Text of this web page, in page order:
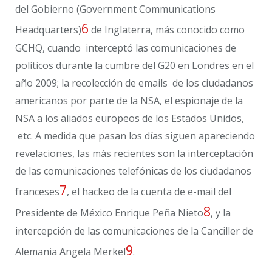
del Gobierno (Government Communications
Headquarters)6 de Inglaterra, más conocido como
GCHQ, cuando interceptó las comunicaciones de
políticos durante la cumbre del G20 en Londres en el
año 2009; la recolección de emails de los ciudadanos
americanos por parte de la NSA, el espionaje de la
NSA a los aliados europeos de los Estados Unidos,
etc. A medida que pasan los días siguen apareciendo
revelaciones, las más recientes son la interceptación
de las comunicaciones telefónicas de los ciudadanos
franceses7, el hackeo de la cuenta de e-mail del
Presidente de México Enrique Peña Nieto8, y la
intercepción de las comunicaciones de la Canciller de
Alemania Angela Merkel9.